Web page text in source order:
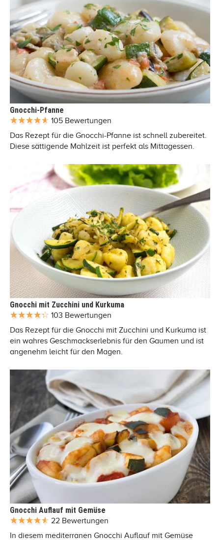
Gnocchi-Pfanne
105 Bewertungen
Das Rezept für die Gnocchi-Pfanne ist schnell zubereitet.
Diese sättigende Mahlzeit ist perfekt als Mittagessen.
Gnocchi mit Zucchini und Kurkuma
103 Bewertungen
Das Rezept für die Gnocchi mit Zucchini und Kurkuma ist
ein wahres Geschmackserlebnis für den Gaumen und ist
angenehm leicht für den Magen.
Gnocchi Auflauf mit Gemüse
22 Bewertungen
In diesem mediterranen Gnocchi Auflauf mit Gemüse